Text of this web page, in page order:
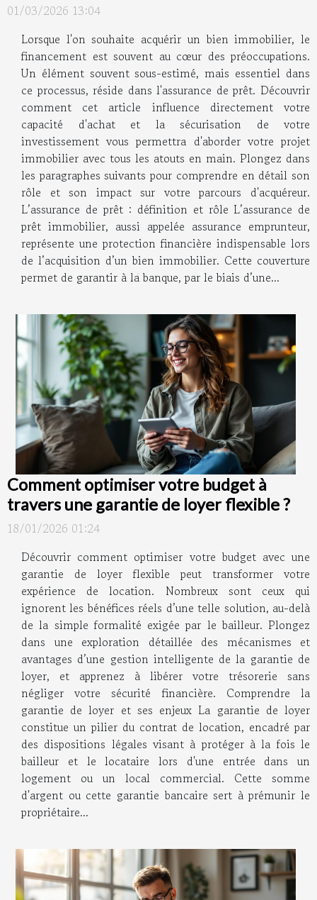
01/03/2026 13:04
Lorsque l'on souhaite acquérir un bien immobilier, le
financement est souvent au cœur des préoccupations.
Un élément souvent sous-estimé, mais essentiel dans
ce processus, réside dans l'assurance de prêt. Découvrir
comment cet article influence directement votre
capacité d'achat et la sécurisation de votre
investissement vous permettra d'aborder votre projet
immobilier avec tous les atouts en main. Plongez dans
les paragraphes suivants pour comprendre en détail son
rôle et son impact sur votre parcours d'acquéreur.
L’assurance de prêt : définition et rôle L’assurance de
prêt immobilier, aussi appelée assurance emprunteur,
représente une protection financière indispensable lors
de l’acquisition d’un bien immobilier. Cette couverture
permet de garantir à la banque, par le biais d’une...
Comment optimiser votre budget à
travers une garantie de loyer flexible ?
18/01/2026 01:24
Découvrir comment optimiser votre budget avec une
garantie de loyer flexible peut transformer votre
expérience de location. Nombreux sont ceux qui
ignorent les bénéfices réels d’une telle solution, au-delà
de la simple formalité exigée par le bailleur. Plongez
dans une exploration détaillée des mécanismes et
avantages d’une gestion intelligente de la garantie de
loyer, et apprenez à libérer votre trésorerie sans
négliger votre sécurité financière. Comprendre la
garantie de loyer et ses enjeux La garantie de loyer
constitue un pilier du contrat de location, encadré par
des dispositions légales visant à protéger à la fois le
bailleur et le locataire lors d'une entrée dans un
logement ou un local commercial. Cette somme
d'argent ou cette garantie bancaire sert à prémunir le
propriétaire...